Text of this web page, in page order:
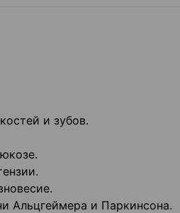
и зубов.
Альцгеймера и Паркинсона.